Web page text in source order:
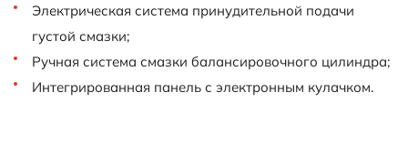
Электрическая система принудительной подачи
густой смазки;
Ручная система смазки балансировочного цилиндра;
Интегрированная панель с электронным кулачком.